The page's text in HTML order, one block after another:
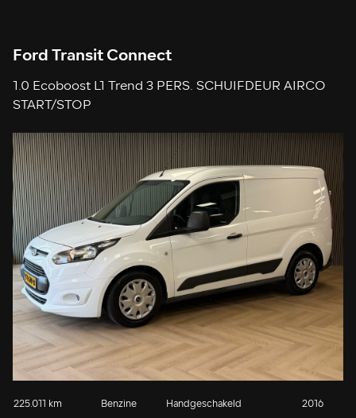
Ford Transit Connect
1.0 Ecoboost L1 Trend 3 PERS. SCHUIFDEUR AIRCO
START/STOP
225.011 km Benzine Handgeschakeld 2016